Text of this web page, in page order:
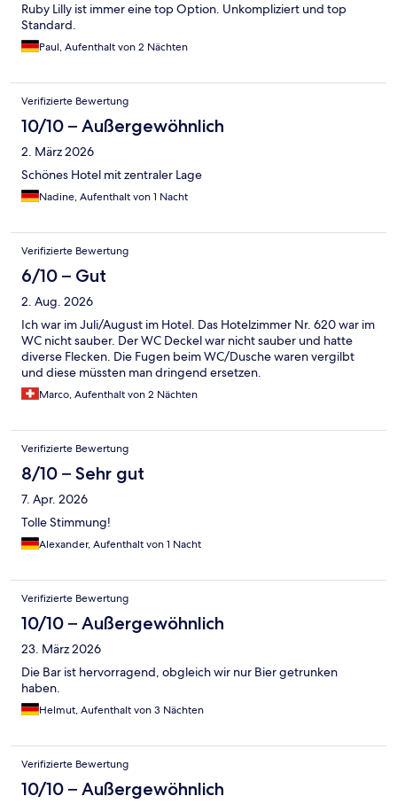
Ruby Lilly ist immer eine top Option. Unkompliziert und top
Standard.
Paul, Aufenthalt von 2 Nächten
Verifizierte Bewertung
10/10 – Außergewöhnlich
2. März 2026
Schönes Hotel mit zentraler Lage
Nadine, Aufenthalt von 1 Nacht
Verifizierte Bewertung
6/10 – Gut
2. Aug. 2026
Ich war im Juli/August im Hotel. Das Hotelzimmer Nr. 620 war im
WC nicht sauber. Der WC Deckel war nicht sauber und hatte
diverse Flecken. Die Fugen beim WC/Dusche waren vergilbt
und diese müssten man dringend ersetzen.
Marco, Aufenthalt von 2 Nächten
Verifizierte Bewertung
8/10 – Sehr gut
7. Apr. 2026
Tolle Stimmung!
Alexander, Aufenthalt von 1 Nacht
Verifizierte Bewertung
10/10 – Außergewöhnlich
23. März 2026
Die Bar ist hervorragend, obgleich wir nur Bier getrunken
haben.
Helmut, Aufenthalt von 3 Nächten
Verifizierte Bewertung
10/10 – Außergewöhnlich